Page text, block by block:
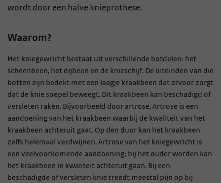
wordt door een halve knieprothese.
Waarom?
Het kniegewricht bestaat uit verschillende botdelen: het
scheenbeen, het dijbeen en de knieschijf. De uiteinden van die
botten zijn bedekt met een laagje kraakbeen dat ervoor zorgt
dat de knie soepel beweegt. Dit kraakbeen kan beschadigd of
versleten raken. Bijvoorbeeld door artrose. Artrose is een
aandoening van het kraakbeen waarbij de kwaliteit van het
kraakbeen achteruit gaat. Op den duur kan het kraakbeen
zelfs helemaal verdwijnen. Artrose van het kniegewricht is
een veelvoorkomende aandoening; bij het ouder worden kan
het kraakbeen in kwaliteit achteruit gaan. Bij een
beschadigde of versleten knie treedt meestal pijn op bij